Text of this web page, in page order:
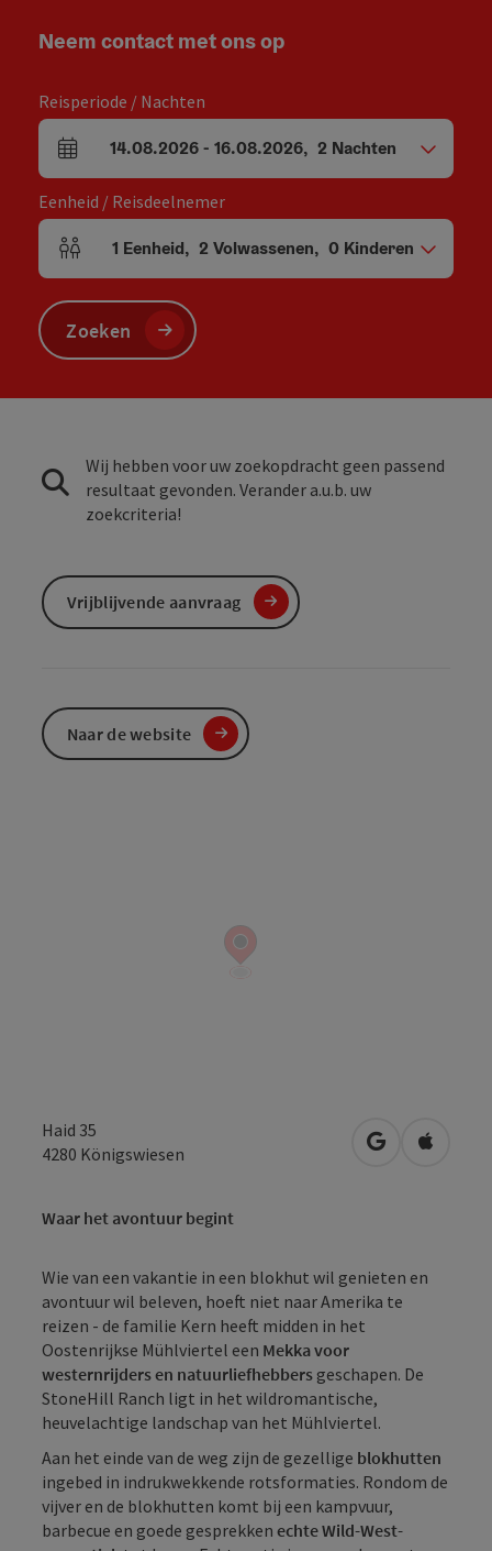
Haid 35
4280 Königswiesen Openen in
Waar het avontuur begint
Wie van een vakantie in een blokhut wil genieten en
avontuur wil beleven, hoeft niet naar Amerika te
reizen - de familie Kern heeft midden in het
Oostenrijkse Mühlviertel een Mekka voor
westernrijders en natuurliefhebbers geschapen. De
StoneHill Ranch ligt in het wildromantische,
heuvelachtige landschap van het Mühlviertel.
Aan het einde van de weg zijn de gezellige blokhutten
ingebed in indrukwekkende rotsformaties. Rondom de
vijver en de blokhutten komt bij een kampvuur,
barbecue en goede gesprekken echte Wild-West-
Neem contact met ons op
Reisperiode / Nachten
Velden voor aankomst en vertrek
14.08.2026- 16.08.2026, 2 Nachten
Eenheid / Reisdeelnemer
Aantal eenheden en persoonsvelden
1 Eenheid, 2 Volwassenen, 0 Kinderen
Zoeken
Wij hebben voor uw zoekopdracht geen passend
resultaat gevonden. Verander a.u.b. uw
zoekcriteria!
Vrijblijvende aanvraag
Naar de website